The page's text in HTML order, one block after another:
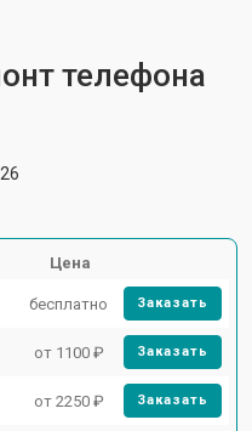
телефона
Цена
бесплатно Заказать
от 1100 ₽ Заказать
от 2250 ₽ Заказать